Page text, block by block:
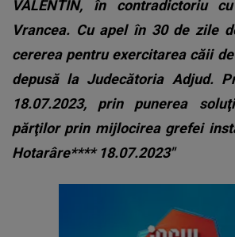
VALENTIN, în contradictoriu
Vrancea. Cu apel în 30 de zile
cererea pentru exercitarea căii
depusă la Judecătoria Adjud.
18.07.2023, prin punerea
părţilor prin mijlocirea grefei
Hotarâre**** 18.07.2023"